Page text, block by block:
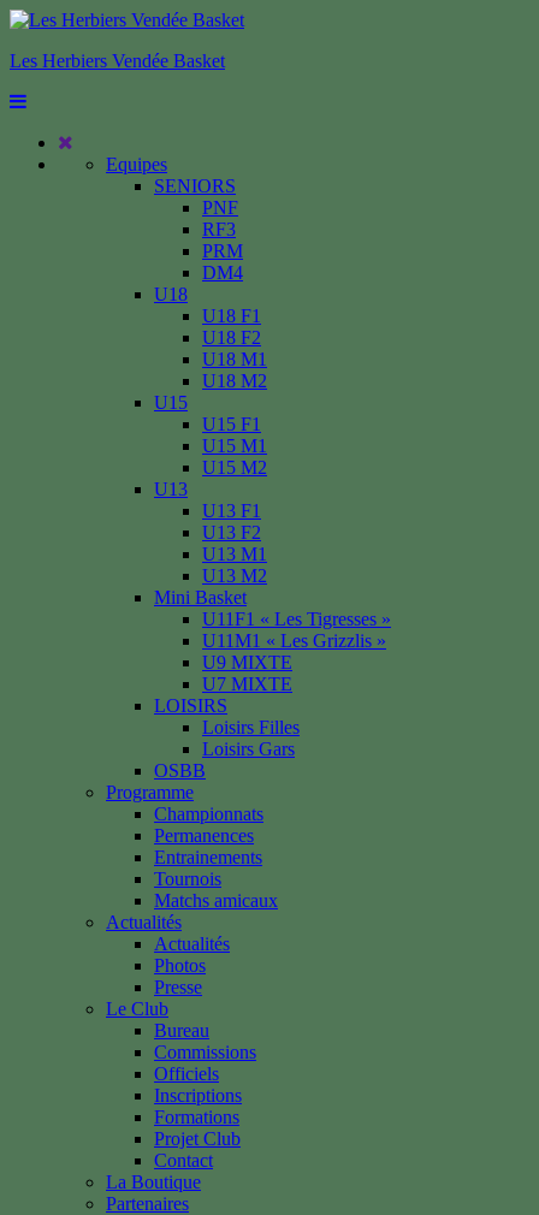
Les Herbiers Vendée Basket
Equipes
SENIORS
PNF
RF3
PRM
DM4
U18
U18 F1
U18 F2
U18 M1
U18 M2
U15
U15 F1
U15 M1
U15 M2
U13
U13 F1
U13 F2
U13 M1
U13 M2
Mini Basket
U11F1 « Les Tigresses »
U11M1 « Les Grizzlis »
U9 MIXTE
U7 MIXTE
LOISIRS
Loisirs Filles
Loisirs Gars
OSBB
Programme
Championnats
Permanences
Entrainements
Tournois
Matchs amicaux
Actualités
Actualités
Photos
Presse
Le Club
Bureau
Commissions
Officiels
Inscriptions
Formations
Projet Club
Contact
La Boutique
Partenaires